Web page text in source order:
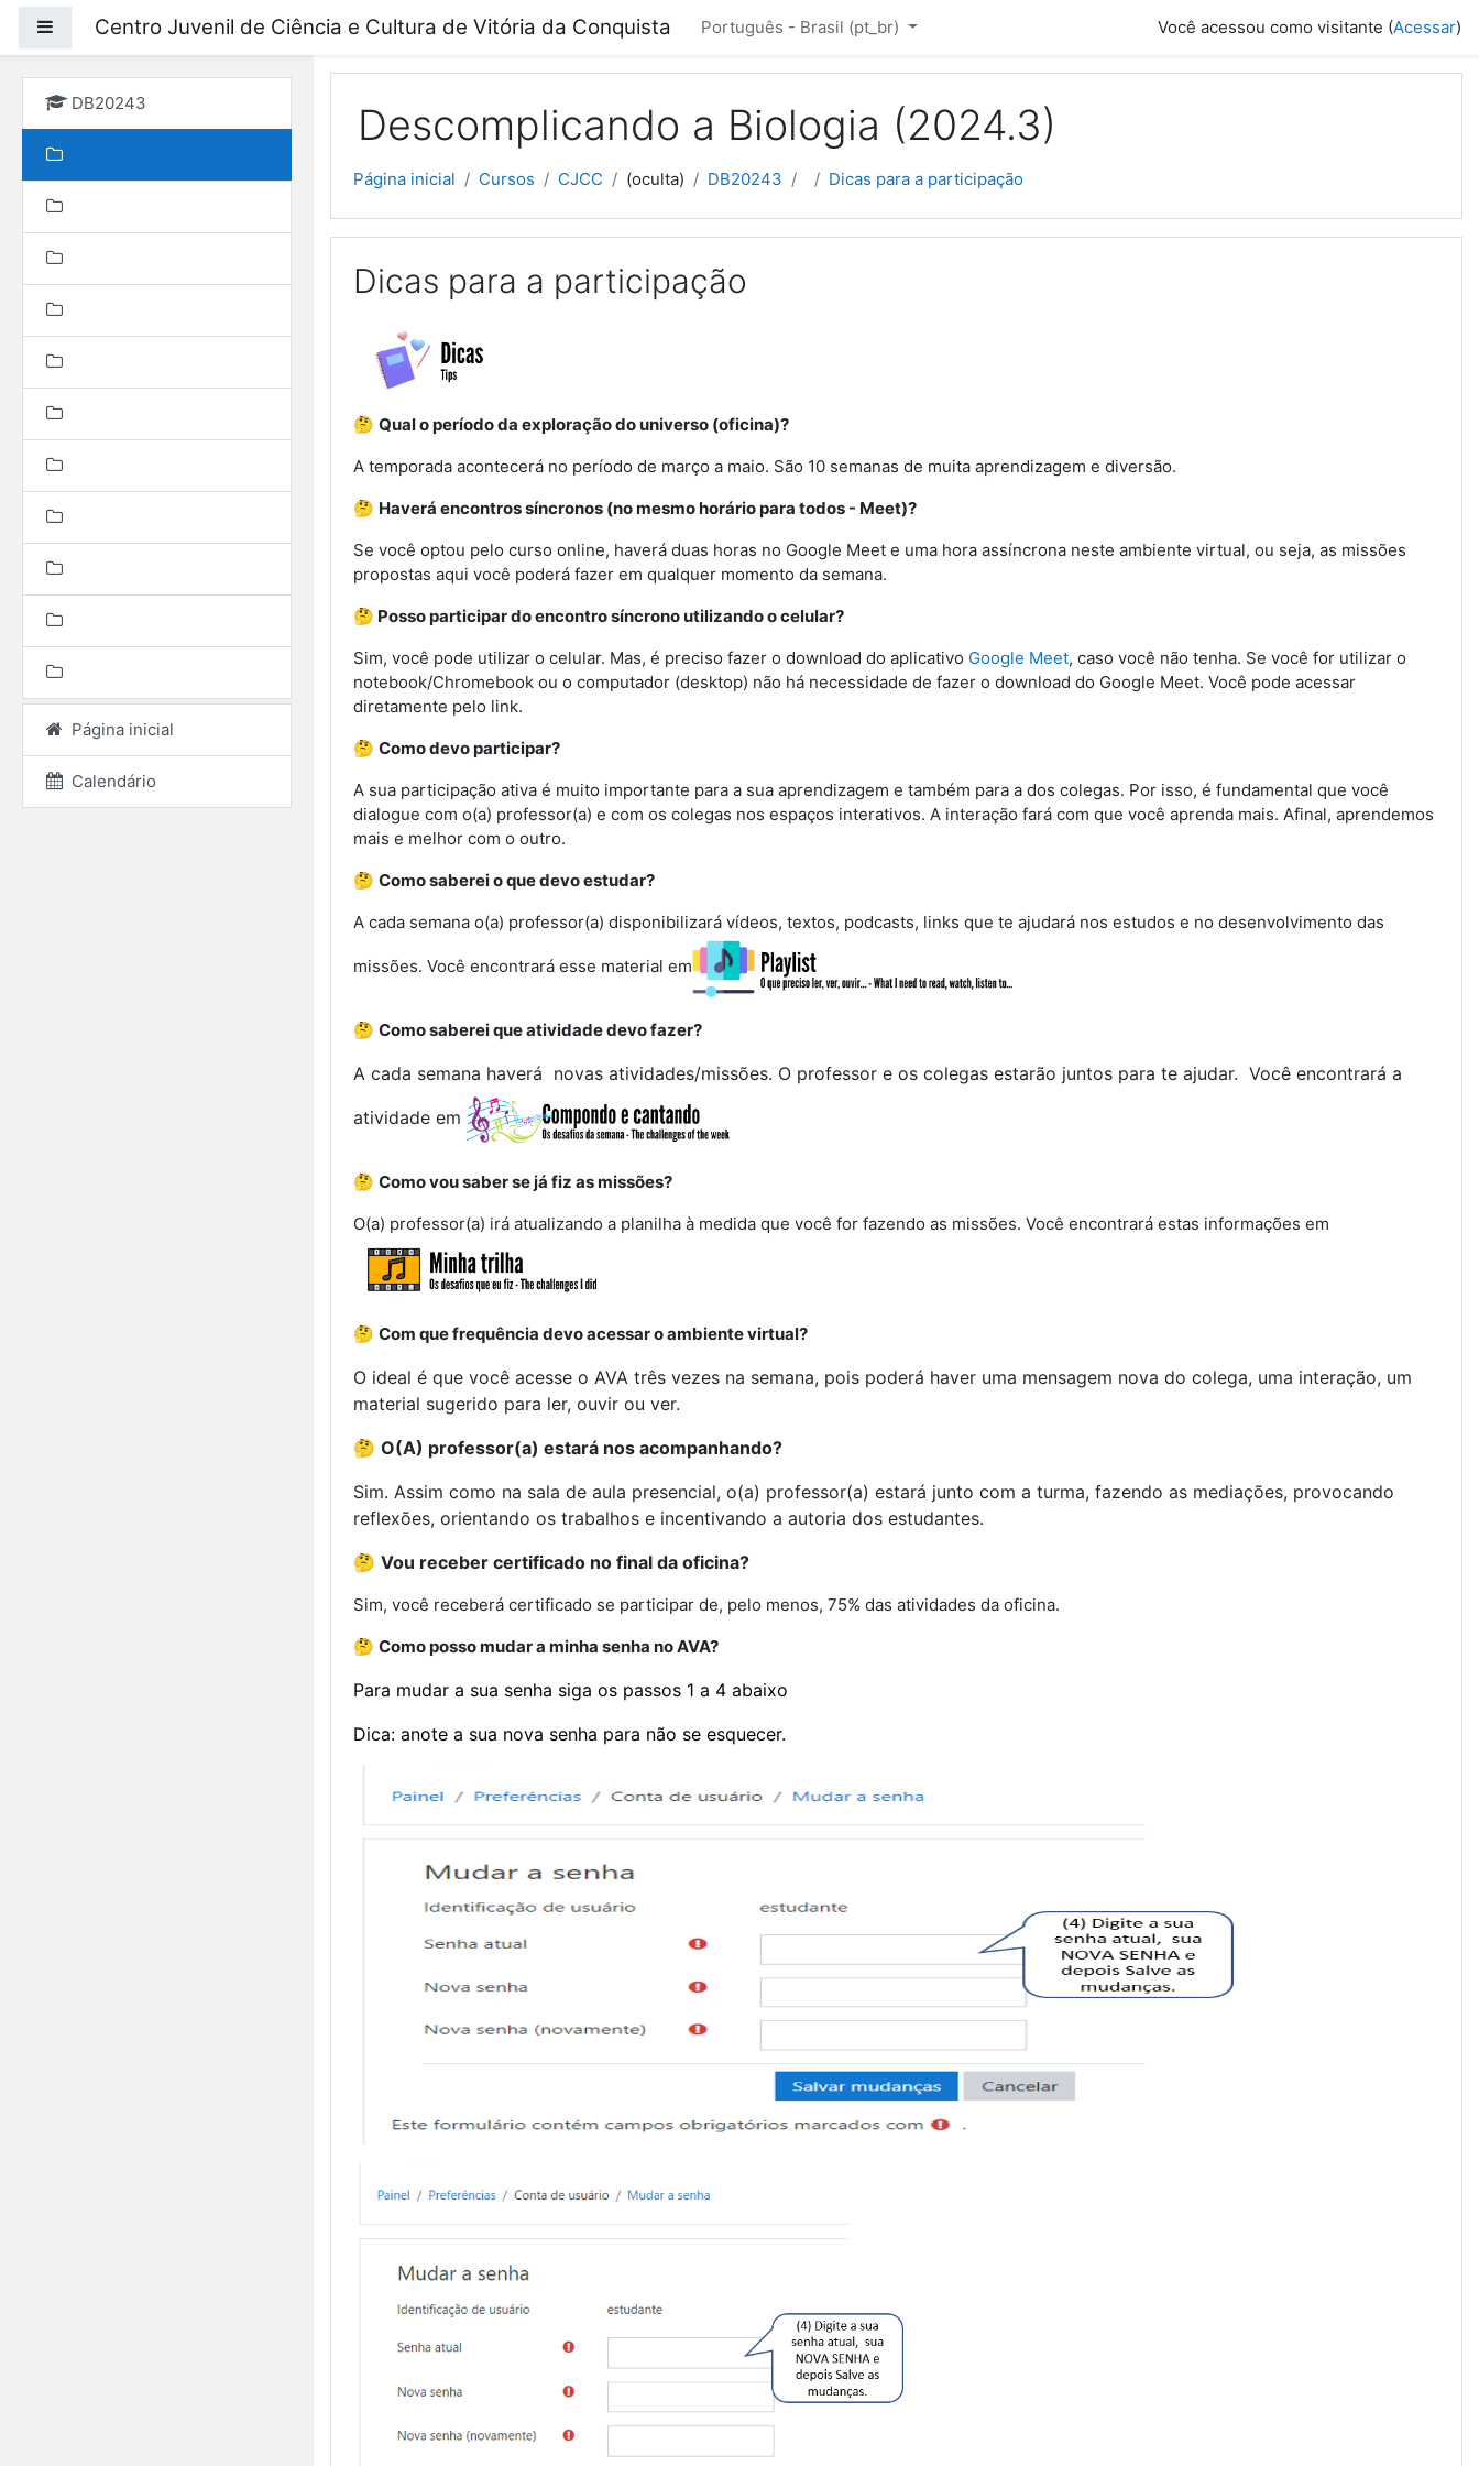
Painel lateral
Centro Juvenil de Ciência e Cultura de Vitória da Conquista Português - Brasil ‎(pt_br)‎ Você acessou como visitante (Acessar)
DB20243
Página inicial
Calendário
Descomplicando a Biologia (2024.3)
Página inicial Cursos CJCC (oculta) DB20243 Dicas para a participação
Dicas para a participação
🤔 Qual o período da exploração do universo (oficina)?
A temporada acontecerá no período de março a maio. São 10 semanas de muita aprendizagem e diversão.
🤔 Haverá encontros síncronos (no mesmo horário para todos - Meet)?
Se você optou pelo curso online, haverá duas horas no Google Meet e uma hora assíncrona neste ambiente virtual, ou seja, as missões
propostas aqui você poderá fazer em qualquer momento da semana.
🤔 Posso participar do encontro síncrono utilizando o celular?
Sim, você pode utilizar o celular. Mas, é preciso fazer o download do aplicativo Google Meet, caso você não tenha. Se você for utilizar o
notebook/Chromebook ou o computador (desktop) não há necessidade de fazer o download do Google Meet. Você pode acessar
diretamente pelo link.
🤔 Como devo participar?
A sua participação ativa é muito importante para a sua aprendizagem e também para a dos colegas. Por isso, é fundamental que você
dialogue com o(a) professor(a) e com os colegas nos espaços interativos. A interação fará com que você aprenda mais. Afinal, aprendemos
mais e melhor com o outro.
🤔 Como saberei o que devo estudar?
A cada semana o(a) professor(a) disponibilizará vídeos, textos, podcasts, links que te ajudará nos estudos e no desenvolvimento das
missões. Você encontrará esse material em
🤔 Como saberei que atividade devo fazer?
A cada semana haverá novas atividades/missões. O professor e os colegas estarão juntos para te ajudar. Você encontrará a
atividade em
🤔 Como vou saber se já fiz as missões?
O(a) professor(a) irá atualizando a planilha à medida que você for fazendo as missões. Você encontrará estas informações em
🤔 Com que frequência devo acessar o ambiente virtual?
O ideal é que você acesse o AVA três vezes na semana, pois poderá haver uma mensagem nova do colega, uma interação, um
material sugerido para ler, ouvir ou ver.
🤔 O(A) professor(a) estará nos acompanhando?
Sim. Assim como na sala de aula presencial, o(a) professor(a) estará junto com a turma, fazendo as mediações, provocando
reflexões, orientando os trabalhos e incentivando a autoria dos estudantes.
🤔 Vou receber certificado no final da oficina?
Sim, você receberá certificado se participar de, pelo menos, 75% das atividades da oficina.
🤔 Como posso mudar a minha senha no AVA?
Para mudar a sua senha siga os passos 1 a 4 abaixo
Dica: anote a sua nova senha para não se esquecer.